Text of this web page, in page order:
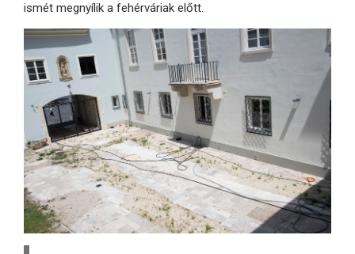
ismét megnyílik a fehérváriak előtt.